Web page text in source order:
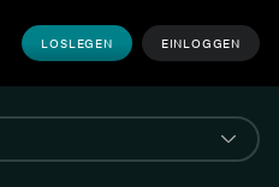
LOSLEGEN EINLOGGEN